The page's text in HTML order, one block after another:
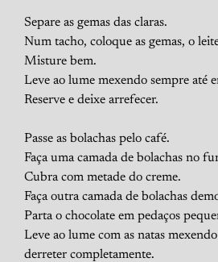
Separe as gemas das claras.
Num tacho, coloque as gemas, o
Misture bem.
Leve ao lume mexendo sempre até
Reserve e deixe arrefecer.
Passe as bolachas pelo café.
Faça uma camada de bolachas no
Cubra com metade do creme.
Faça outra camada de bolachas
Parta o chocolate em pedaços
Leve ao lume com as natas
derreter completamente.